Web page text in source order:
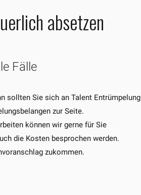
absetzen
Fälle
sollten Sie sich an Talent Entrümpelung
zur Seite.
können wir gerne für Sie
die Kosten besprochen werden.
zukommen.